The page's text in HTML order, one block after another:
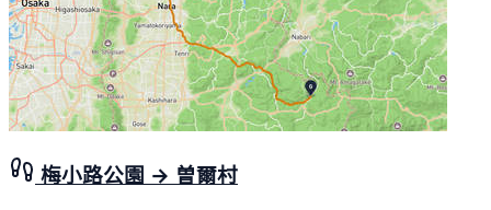
梅小路公園 → 曽爾村